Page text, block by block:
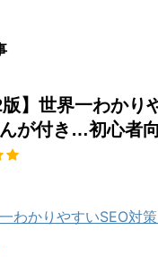
版】世界一わかり
が付き…初心者
わかりやすいSEO対